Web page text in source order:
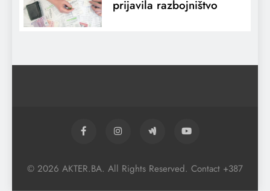
prijavila razbojništvo
© 2026 AKTER.BA. All Rights Reserved. Contact +387